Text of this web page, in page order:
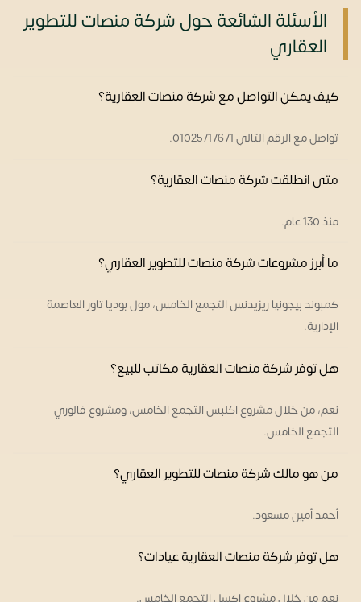
الأسئلة الشائعة حول شركة منصات للتطوير
العقاري
كيف يمكن التواصل مع شركة منصات العقارية؟
تواصل مع الرقم التالي 01025717671.
متى انطلقت شركة منصات العقارية؟
منذ 130 عام.
ما أبرز مشروعات شركة منصات للتطوير العقاري؟
كمبوند بيجونيا ريزيدنس التجمع الخامس، مول بوديا تاور العاصمة
الإدارية.
هل توفر شركة منصات العقارية مكاتب للبيع؟
نعم، من خلال مشروع اكلبس التجمع الخامس، ومشروع فالوري
التجمع الخامس.
من هو مالك شركة منصات للتطوير العقاري؟
أحمد أمين مسعود.
هل توفر شركة منصات العقارية عيادات؟